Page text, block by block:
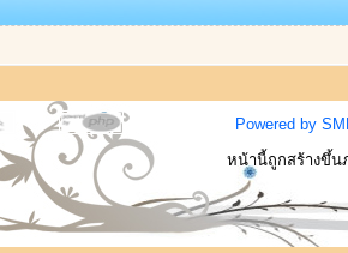
Powered by
หน้านี้ถูกสร้างขึ้น